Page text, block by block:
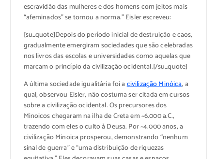
escravidão das mulheres e dos homens com jeitos mais
“afeminados” se tornou a norma.” Eisler escreveu:
[su_quote]Depois do período inicial de destruição e caos,
gradualmente emergiram sociedades que são celebradas
nos livros das escolas e universidades como aquelas que
marcam o princípio da civilização ocidental.[/su_quote]
A última sociedade igualitária foi acivilização Minóica, a
qual, observou Eisler, não costuma ser citada em cursos
sobre a civilização ocidental. Os precursores dos
Minoicos chegaram na ilha de Creta em ~6.000 a.C.,
trazendo com eles o culto à Deusa. Por ~4.000 anos, a
civilização Minoica prosperou, demonstrando “nenhum
sinal de guerra” e “uma distribuição de riquezas